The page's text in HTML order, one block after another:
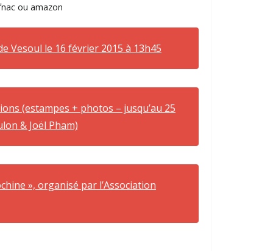
ou amazon
Vesoul le 16 février 2015 à 13h45
(estampes + photos – jusqu’au 25
& Joël Pham)
», organisé par l’Association